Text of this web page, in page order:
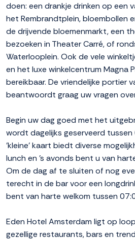
doen: een drankje drinken op een
het Rembrandtplein, bloembollen
de drijvende bloemenmarkt, een
bezoeken in Theater Carré, of
Waterlooplein. Ook de vele
en het luxe winkelcentrum Magna
bereikbaar. De vriendelijke portier
beantwoordt graag uw vragen
Begin uw dag goed met het
wordt dagelijks geserveerd tussen
'kleine' kaart biedt diverse
lunch en 's avonds bent u van
Om de dag af te sluiten of nog
terecht in de bar voor een
bent van harte welkom tussen
Eden Hotel Amsterdam ligt op
gezellige restaurants, bars en